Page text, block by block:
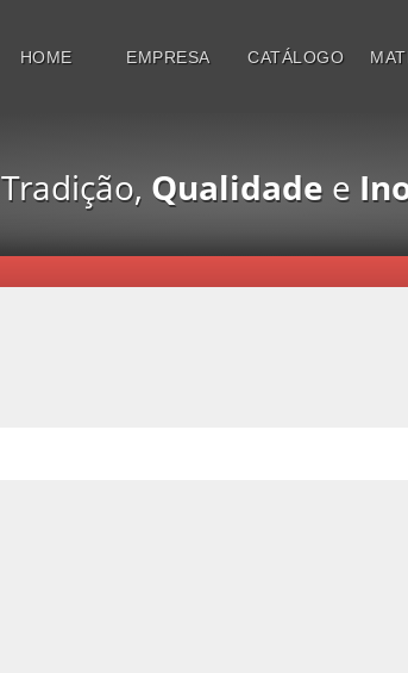
HOME EMPRESA CATÁLOGO
Tradição, Qualidade e